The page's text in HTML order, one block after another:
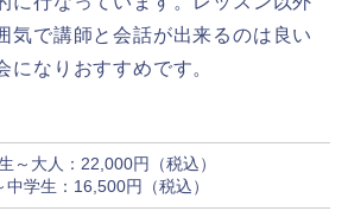
気で講師と会話が出来るのは良い
になりおすすめです。
～大人：22,000円（税込）
中学生：16,500円（税込）